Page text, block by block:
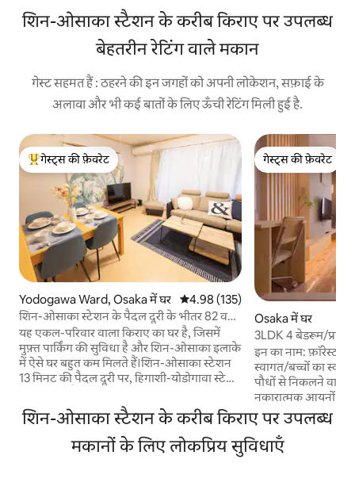
शिन-ओसाका स्टैशन के करीब किराए पर उपलब्ध
बेहतरीन रेटिंग वाले मकान
गेस्ट सहमत हैं : ठहरने की इन जगहों को अपनी लोकेशन, सफ़ाई के
अलावा और भी कई बातों के लिए ऊँची रेटिंग मिली हुई है.
गेस्ट्स का टॉप फ़ेवरेट
गेस्ट्स की फ़ेवरेट
Yodogawa Ward, Osaka में घर औसत रेटिंग 5 में से 4.98, 135 समीक्षाएँ
4.98 (135)
शिन-ओसाका स्टेशन के पैदल दूरी के भीतर 82 वर्ग
मीटर का घर | पार्किंग, 3 स्टेशनों का उपयोग, 8 लोगों
के लिए [YAMORoom]
यह एकल-परिवार वाला किराए का घर है, जिसमें
मुफ़्त पार्किंग की सुविधा है और शिन-ओसाका इलाके
में ऐसे घर बहुत कम मिलते हैं।शिन-ओसाका स्टेशन
13 मिनट की पैदल दूरी पर, हिगाशी-योडोगावा स्टेशन
स्टेशन 8 मिनट की पैदल दूरी पर मौजूद है।पैदल दूरी
के अंदर तीन ट्रेन लाइनें—शिंकानसेन, JR और
मिदोसुजी सबवे लाइन—मौजूद हैं, इसलिए यह
कंसाई में घूमने-फिरने के लिए एक बढ़िया ठिकाना है।
गेस्ट्स की फ़ेवरेट
गेस्ट्स की फ़ेवरेट
Osaka में घर
3LDK 4 बेडरूम/
सुकूनदायक घर/82
निकटतम स्टेशन 5
के साथ मुस्कुराहट भरी
इन का नाम: फ़ॉरेस्ट
स्वागत/बच्चों का
पौधों से निकलने वाले
नकारात्मक आयनों के
थकान को ठीक करेंगे
करेंगे।(3 x डबल-
डबल-साइज़ वाला
फ़ुटॉन) ◆लोकेशन/ऐक्सेस◆ Hankyu
शिन-ओसाका स्टैशन के करीब किराए पर उपलब्ध
मकानों के लिए लोकप्रिय सुविधाएँ